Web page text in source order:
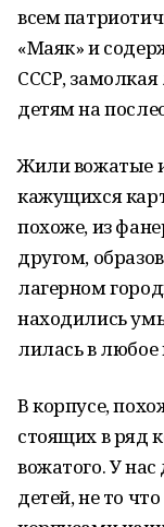
всем
«Маяк» и
СССР,
детям на
Жили вожатые
кажущихся
похоже, из
другом,
лагерном
находились
лилась в любое
В корпусе,
стоящих в ряд
вожатого. У
детей, не то